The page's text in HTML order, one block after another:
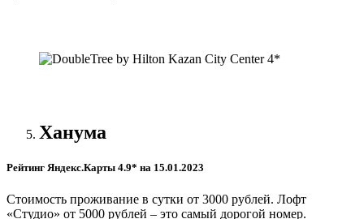
Ханума
Рейтинг Яндекс.Карты 4.9* на 15.01.2023
Стоимость проживание в сутки от 3000 рублей. Лофт
«Студио» от 5000 рублей – это самый дорогой номер.